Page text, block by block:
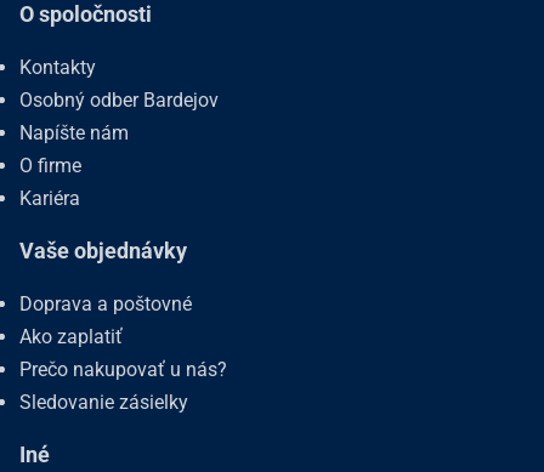
O spoločnosti
Kontakty
Osobný odber Bardejov
Napíšte nám
O firme
Kariéra
Vaše objednávky
Doprava a poštovné
Ako zaplatiť
Prečo nakupovať u nás?
Sledovanie zásielky
Iné